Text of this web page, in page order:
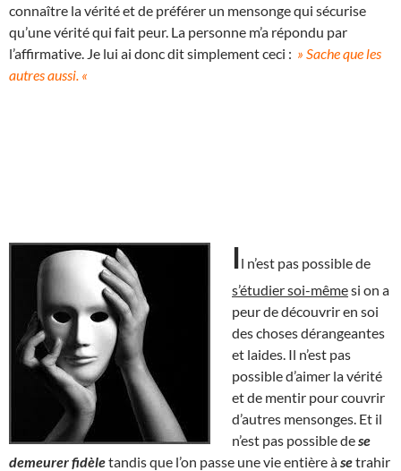
connaître la vérité et de préférer un mensonge qui sécurise
qu’une vérité qui fait peur. La personne m’a répondu par
l’affirmative. Je lui ai donc dit simplement ceci : » Sache que les
autres aussi. «
Il n’est pas possible de
s’étudier soi-mêmesi on a
peur de découvrir en soi
des choses dérangeantes
et laides. Il n’est pas
possible d’aimer la vérité
et de mentir pour couvrir
d’autres mensonges. Et il
n’est pas possible dese
demeurer fidèletandis que l’on passe une vie entière àsetrahir